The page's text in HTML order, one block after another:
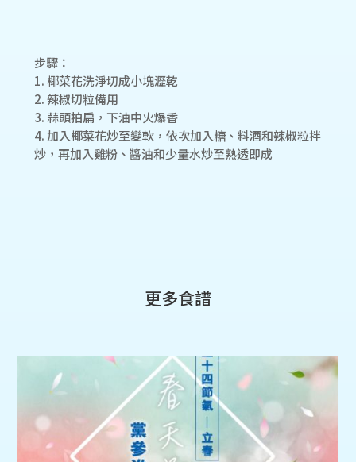
步驟：
1. 椰菜花洗淨切成小塊瀝乾
2. 辣椒切粒備用
3. 蒜頭拍扁，下油中火爆香
4. 加入椰菜花炒至變軟，依次加入糖、料酒和辣椒粒拌
炒，再加入雞粉、醬油和少量水炒至熟透即成
更多食譜